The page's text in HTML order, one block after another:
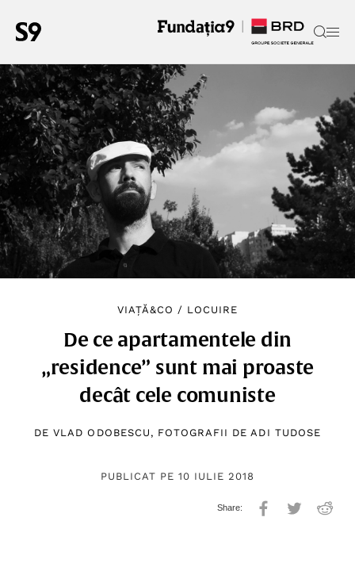
VIAȚĂ&CO / LOCUIRE
De ce apartamentele din
„residence” sunt mai proaste
decât cele comuniste
DEVLAD ODOBESCU , FOTOGRAFII DEADI TUDOSE
PUBLICAT PE 10 IULIE 2018